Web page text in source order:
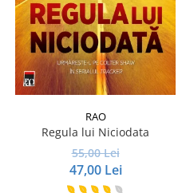
RAO
Regula lui Niciodata
55,00 Lei
47,00 Lei